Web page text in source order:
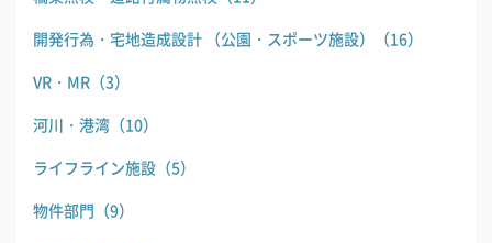
開発行為・宅地造成設計 （公園・スポーツ施設）
（16）
VR・MR （3）
河川・港湾 （10）
ライフライン施設 （5）
物件部門 （9）